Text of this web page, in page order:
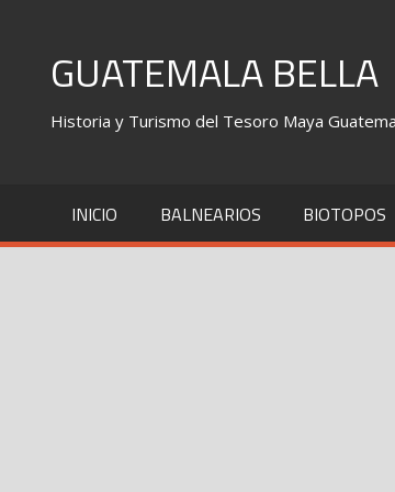
contentGUATEMALA BELLA
Historia y Turismo del Tesoro Maya
INICIO BALNEARIOS BIOTOPOS